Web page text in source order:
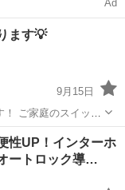
Ad
ます💡
9月15日
チ
換、その他の電気
取り付け
性UP！インターホ
ートロック導…